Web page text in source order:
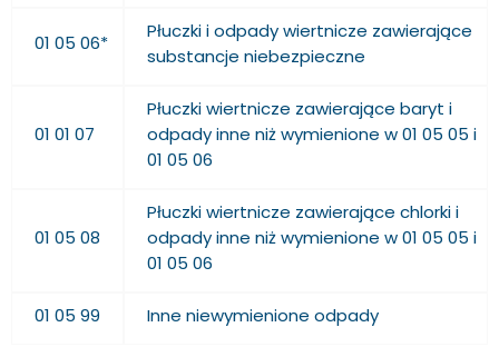
01 05 06*
Płuczki i odpady wiertnicze zawierające
substancje niebezpieczne
01 01 07
Płuczki wiertnicze zawierające baryt i
odpady inne niż wymienione w 01 05 05 i
01 05 06
01 05 08
Płuczki wiertnicze zawierające chlorki i
odpady inne niż wymienione w 01 05 05 i
01 05 06
01 05 99 Inne niewymienione odpady